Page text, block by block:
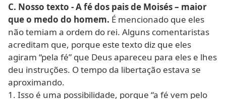
C. Nosso texto - A fé dos pais de Moisés – maior
que o medo do homem. É mencionado que eles
não temiam a ordem do rei. Alguns comentaristas
acreditam que, porque este texto diz que eles
agiram “pela fé” que Deus apareceu para eles e lhes
deu instruções. O tempo da libertação estava se
aproximando.
1. Isso é uma possibilidade, porque “a fé vem pelo